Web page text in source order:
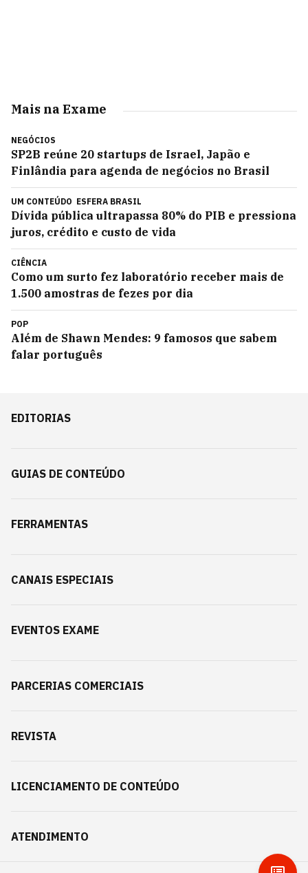
Mais na Exame
NEGÓCIOS
SP2B reúne 20 startups de Israel, Japão e
Finlândia para agenda de negócios no Brasil
UM CONTEÚDO ESFERA BRASIL
Dívida pública ultrapassa 80% do PIB e pressiona
juros, crédito e custo de vida
CIÊNCIA
Como um surto fez laboratório receber mais de
1.500 amostras de fezes por dia
POP
Além de Shawn Mendes: 9 famosos que sabem
falar português
EDITORIAS
GUIAS DE CONTEÚDO
FERRAMENTAS
CANAIS ESPECIAIS
EVENTOS EXAME
PARCERIAS COMERCIAIS
REVISTA
LICENCIAMENTO DE CONTEÚDO
ATENDIMENTO